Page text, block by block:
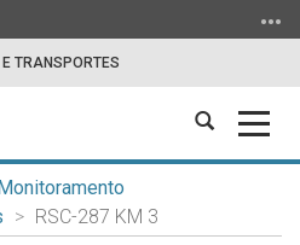
TRANSPORTES
Abrir
RSC-287 KM 3